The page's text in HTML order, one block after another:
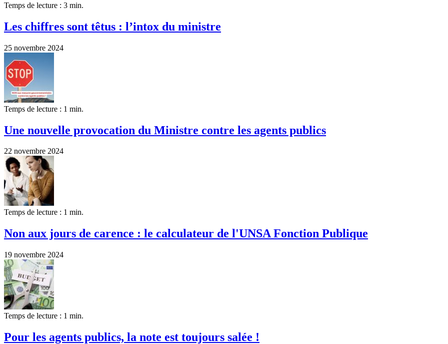
Temps de lecture : 3 min.
Les chiffres sont têtus : l’intox du ministre
25 novembre 2024
Temps de lecture : 1 min.
Une nouvelle provocation du Ministre contre les agents publics
22 novembre 2024
Temps de lecture : 1 min.
Non aux jours de carence : le calculateur de l'UNSA Fonction Publique
19 novembre 2024
Temps de lecture : 1 min.
Pour les agents publics, la note est toujours salée !